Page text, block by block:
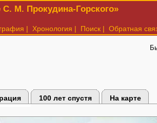
М. Прокудина-Горского»
| Хронология | Поиск | Обратная
100 лет спустя На карте